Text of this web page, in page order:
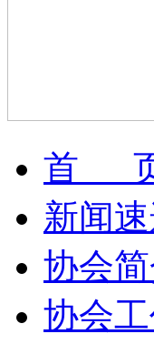
首
新闻
协会
协会